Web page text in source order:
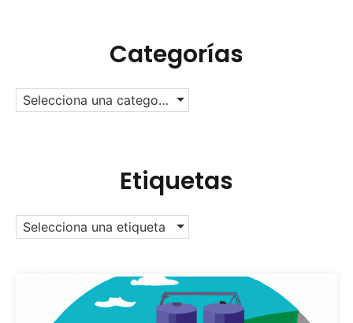
Categorías
Selecciona una categoría
Etiquetas
Selecciona una etiqueta